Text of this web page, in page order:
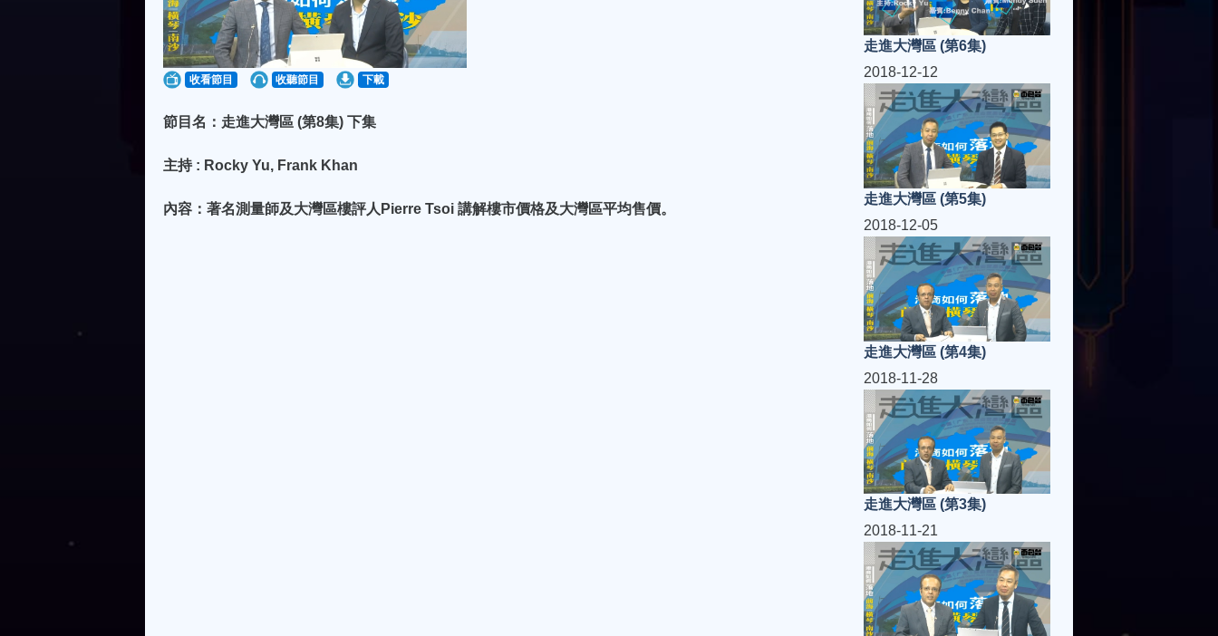
收看節目 收聽節目 下載
節目名：走進大灣區 (第8集) 下集
主持 : Rocky Yu, Frank Khan
內容：著名測量師及大灣區樓評人Pierre Tsoi 講解樓市價格及大灣區平均售價。
走進大灣區 (第6集)
2018-12-12
走進大灣區 (第5集)
2018-12-05
走進大灣區 (第4集)
2018-11-28
走進大灣區 (第3集)
2018-11-21